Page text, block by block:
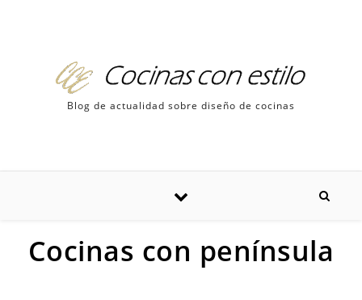
Blog de actualidad sobre diseño de cocinas
Cocinas con península